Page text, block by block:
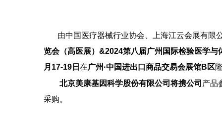
由中国医疗器械行业协会、上海江云会展有限
览会（高医展）&2024第八届广州国际检验医学
月17-19日 在广州 ·中国进出口商品交易会展馆B区
北京美康基因科学股份有限公司将携公司产品
采购。